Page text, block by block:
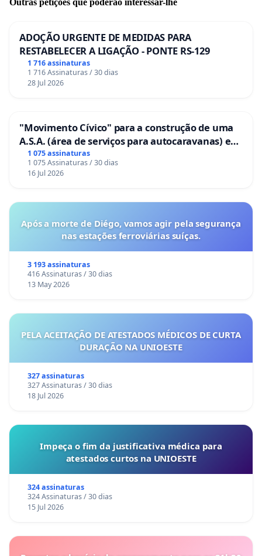
Outras petições que poderão interessar-lhe
ADOÇÃO URGENTE DE MEDIDAS PARA
RESTABELECER A LIGAÇÃO - PONTE RS-129
1 716 assinaturas
1 716 Assinaturas / 30 dias
28 Jul 2026
"Movimento Cívico" para a construção de uma
A.S.A. (área de serviços para autocaravanas) em
Coimbra
1 075 assinaturas
1 075 Assinaturas / 30 dias
16 Jul 2026
Após a morte de Diégo, vamos agir pela segurança
nas estações ferroviárias suíças.
3 193 assinaturas
416 Assinaturas / 30 dias
13 May 2026
PELA ACEITAÇÃO DE ATESTADOS MÉDICOS DE CURTA
DURAÇÃO NA UNIOESTE
327 assinaturas
327 Assinaturas / 30 dias
18 Jul 2026
Impeça o fim da justificativa médica para
atestados curtos na UNIOESTE
324 assinaturas
324 Assinaturas / 30 dias
15 Jul 2026